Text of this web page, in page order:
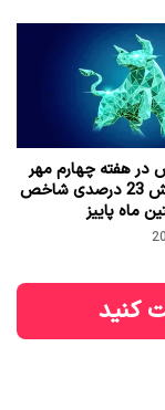
در هفته چهارم مهر
1404 / جهش 23 درصدی شاخص
ماه پاییز
کنید